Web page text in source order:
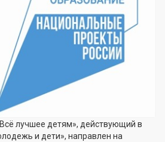
лучшее детям», действующий в
и дети», направлен на